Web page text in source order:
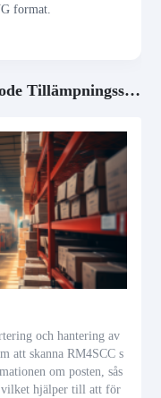
format.
Royal Mail 4-State Customer Code Tillämpningsscenarier
och hantering av
att skanna RM4SCC s
om posten, sås
vilket hjälper till att för